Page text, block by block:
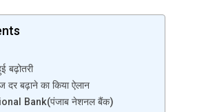
बढ़ोतरी
दर बढ़ाने का किया ऐलान
Bank(पंजाब नेशनल बैंक)